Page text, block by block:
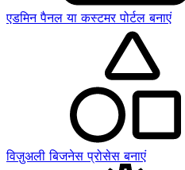
एडमिन पैनल या कस्टमर पोर्टल बनाएं
विज़ुअली बिजनेस प्रोसेस बनाएं